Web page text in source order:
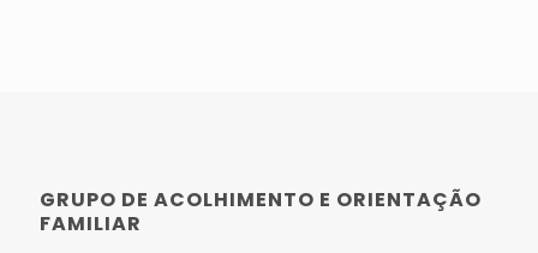
GRUPO DE ACOLHIMENTO E ORIENTAÇÃO
FAMILIAR